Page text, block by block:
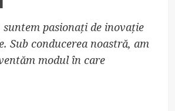
suntem pasionați de inovație
Sub conducerea noastră, am
modul în care